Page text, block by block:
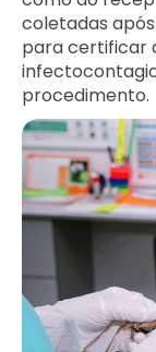
coletadas
para certificar
procedimento.